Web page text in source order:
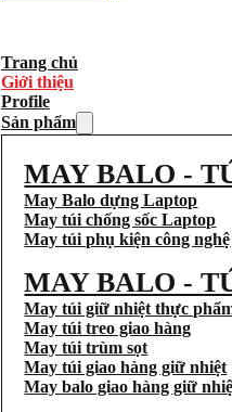
Trang chủ
Giới thiệu
Profile
Sản phẩm
MAY BALO -
May Balo dựng Laptop
May túi chống sốc Laptop
May túi phụ kiện công nghệ
MAY BALO -
May túi giữ nhiệt thực
May túi treo giao hàng
May túi trùm sọt
May túi giao hàng giữ nhiệt
May balo giao hàng giữ